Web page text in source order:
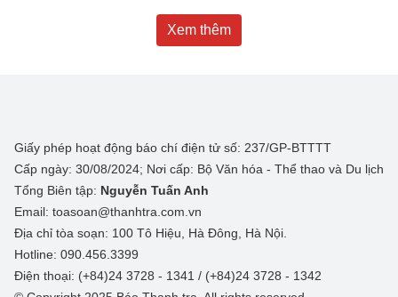
Xem thêm
Giấy phép hoạt động báo chí điện tử số: 237/GP-BTTTT
Cấp ngày: 30/08/2024; Nơi cấp: Bộ Văn hóa - Thể thao và Du lịch
Tổng Biên tập: Nguyễn Tuấn Anh
Email: toasoan@thanhtra.com.vn
Địa chỉ tòa soạn: 100 Tô Hiệu, Hà Đông, Hà Nội.
Hotline: 090.456.3399
Điện thoại: (+84)24 3728 - 1341 / (+84)24 3728 - 1342